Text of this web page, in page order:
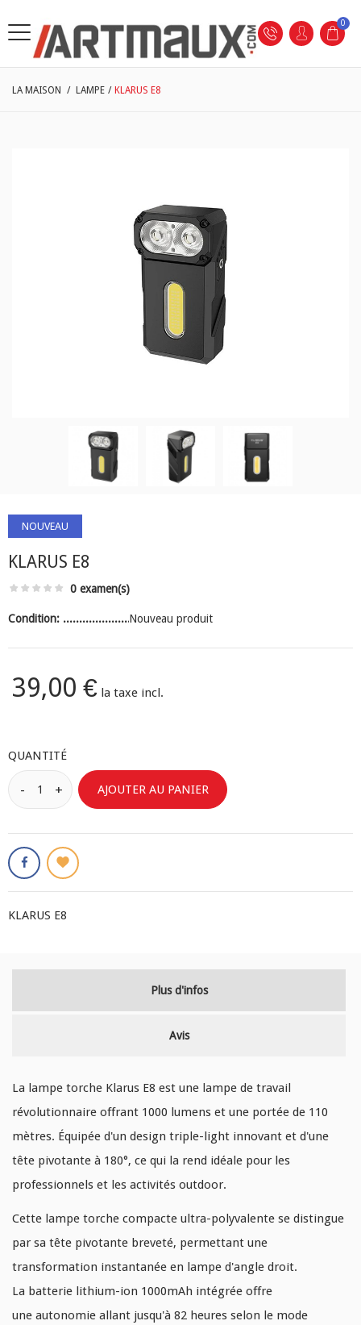
0
LA MAISON / LAMPE / KLARUS E8
NOUVEAU
KLARUS E8
0 examen(s)
Condition: Nouveau produit
39,00 € la taxe incl.
QUANTITÉ
AJOUTER AU PANIER
KLARUS E8
Plus d'infos
Avis
La lampe torche Klarus E8 est une lampe de travail
révolutionnaire offrant 1000 lumens et une portée de 110
mètres. Équipée d'un design triple-light innovant et d'une
tête pivotante à 180°, ce qui la rend idéale pour les
professionnels et les activités outdoor.
Cette lampe torche compacte ultra-polyvalente se distingue
par sa tête pivotante breveté, permettant une
transformation instantanée en lampe d'angle droit.
La batterie lithium-ion 1000mAh intégrée offre
une autonomie allant jusqu'à 82 heures selon le mode